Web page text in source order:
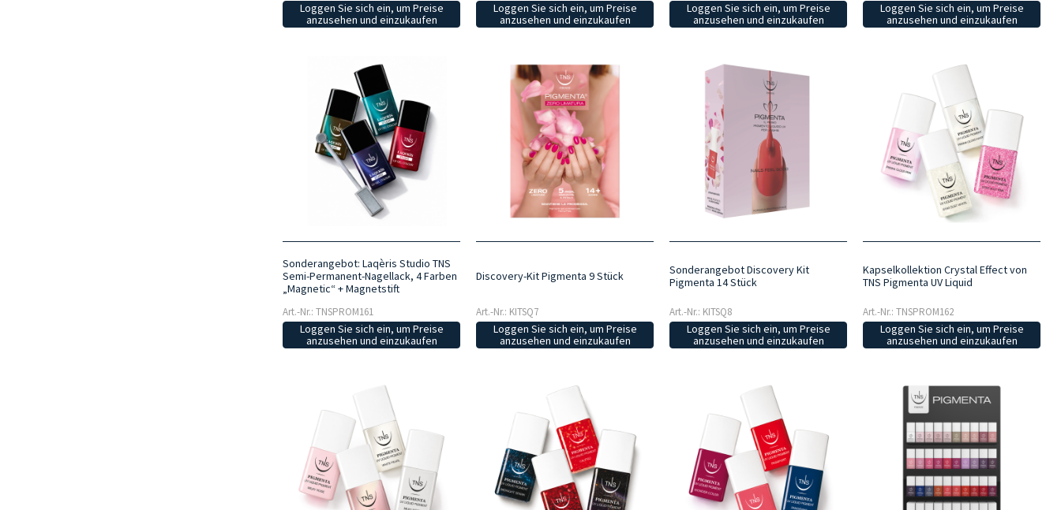
Loggen Sie sich ein, um Preise
anzusehen und einzukaufen
Loggen Sie sich ein, um Preise
anzusehen und einzukaufen
Loggen Sie sich ein, um Preise
anzusehen und einzukaufen
Loggen Sie sich ein, um Preise
anzusehen und einzukaufen
Sonderangebot: Laqèris Studio TNS
Semi-Permanent-Nagellack, 4 Farben
„Magnetic“ + Magnetstift
Art.-Nr.: TNSPROM161
Loggen Sie sich ein, um Preise
anzusehen und einzukaufen
Discovery-Kit Pigmenta 9 Stück
Art.-Nr.: KITSQ7
Loggen Sie sich ein, um Preise
anzusehen und einzukaufen
Sonderangebot Discovery Kit
Pigmenta 14 Stück
Art.-Nr.: KITSQ8
Loggen Sie sich ein, um Preise
anzusehen und einzukaufen
Kapselkollektion Crystal Effect von
TNS Pigmenta UV Liquid
Art.-Nr.: TNSPROM162
Loggen Sie sich ein, um Preise
anzusehen und einzukaufen